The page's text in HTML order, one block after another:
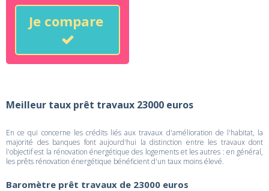
Je compare
Meilleur taux prêt travaux 23000 euros
En ce qui concerne les crédits liés aux travaux d'amélioration de l'habitat, la
majorité des banques font aujourd'hui la distinction entre les travaux dont
l'objectif est la rénovation énergétique des logements et les autres : en général,
les prêts rénovation énergétique bénéficient d'un taux moins élevé.
Baromètre prêt travaux de 23000 euros